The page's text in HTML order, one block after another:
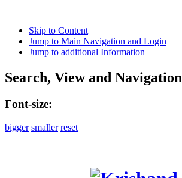
Skip to Content
Jump to Main Navigation and Login
Jump to additional Information
Search, View and Navigation
Font-size:
bigger smaller reset